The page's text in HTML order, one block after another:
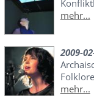
mehr...
2009-
Folklore
mehr...